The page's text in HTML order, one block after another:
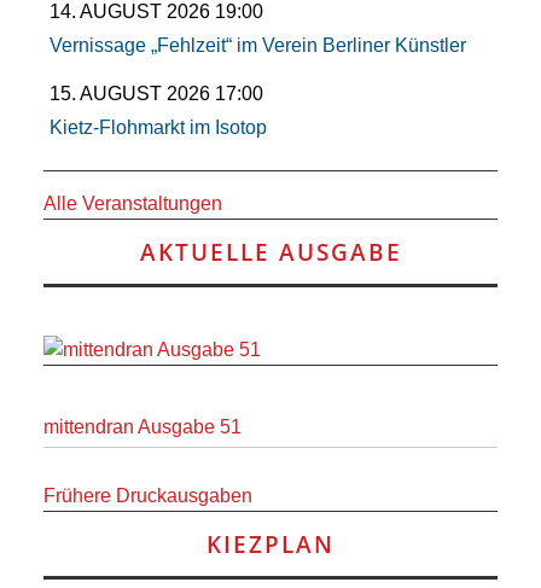
14. AUGUST 2026 19:00
Vernissage „Fehlzeit“ im Verein Berliner Künstler
15. AUGUST 2026 17:00
Kietz-Flohmarkt im Isotop
Alle Veranstaltungen
AKTUELLE AUSGABE
mittendran Ausgabe 51
Frühere Druckausgaben
KIEZPLAN